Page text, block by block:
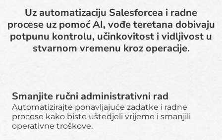
Uz automatizaciju Salesforcea i radne
procese uz pomoć AI, vođe teretana dobivaju
potpunu kontrolu, učinkovitost i vidljivost u
stvarnom vremenu kroz operacije.
Smanjite ručni administrativni rad
Automatizirajte ponavljajuće zadatke i radne
procese kako biste uštedjeli vrijeme i smanjili
operativne troškove.